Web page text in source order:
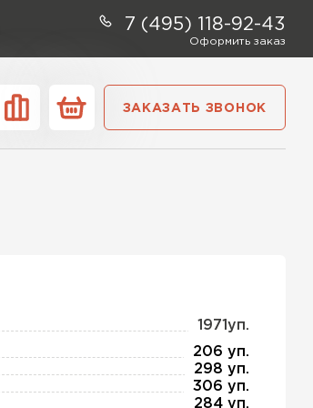
7 (495) 118-92-43
Оформить заказ
ЗАКАЗАТЬ ЗВОНОК
1971уп.
206 уп.
298 уп.
306 уп.
284 уп.
Контакты